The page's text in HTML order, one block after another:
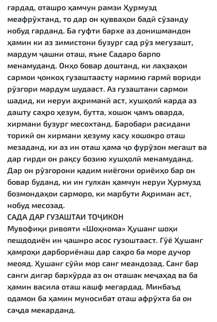
гардад, оташро ҳамчун рамзи Ҳурмузд
меафрӯхтанд, то дар он қувваҳои бадӣ сӯзанду
нобуд гарданд. Ба гуфти бархе аз донишмандон
ҳамин ки аз зимистони бузург сад рӯз мегузашт,
мардум ҷашни оташ, яъне Садаро барпо
менамуданд. Онҳо бовар доштанд, ки лаҳзаҳои
сармои ҷонкоҳ гузаштаасту нармию гармӣ вориди
рӯзгори мардум шудааст. Аз гузаштани сармои
шадид, ки неруи аҳриманӣ аст, хушҳолӣ карда аз
дашту саҳро ҳезум, бутта, хошок ҷамъ оварда,
хирмани бузург месохтанд. Баробари расидани
торикӣ он хирмани ҳезуму хасу хошокро оташ
мезаданд, ки аз ин оташ ҳама ҷо фурӯзон мегашт ва
дар гирди он рақсу бозию хушҳолӣ менамуданд.
Дар он рӯзгорони қадим ниёгони ориёиҳо бар он
бовар буданд, ки ин гулхан ҳамчун неруи Ҳурмузд
бозмондаҳои сарморо, ки марбути Аҳриман аст,
нобуд месозад.
САДА ДАР ГУЗАШТАИ ТОҶИКОН
Мувофиқи ривояти «Шоҳнома» Ҳушанг шоҳи
пешдодиён ин ҷашнро асос гузоштааст. Гӯё Ҳушанг
ҳамроҳи дарбориёнаш дар саҳро ба море дучор
меояд. Ҳушанг сӯйи мор санг меандозад. Санг бар
санги дигар бархӯрда аз он оташак меҷаҳад ва ба
ҳамин васила оташ кашф мегардад. Минбаъд
одамон ба ҳамин муносибат оташ афрӯхта ба он
саҷда мекарданд.